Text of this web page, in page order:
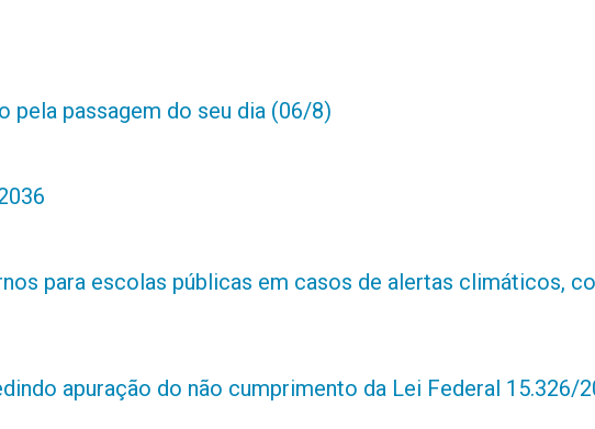
pela passagem do seu dia (06/8)
para escolas públicas em casos de alertas climáticos,
apuração do não cumprimento da Lei Federal 15.326/